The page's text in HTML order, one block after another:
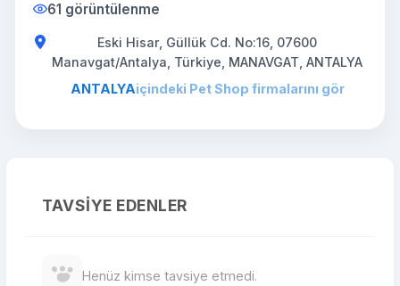
61 görüntülenme
Eski Hisar, Güllük Cd. No:16, 07600
Manavgat/Antalya, Türkiye, MANAVGAT, ANTALYA
ANTALYAiçindeki Pet Shop firmalarını gör
TAVSIYE EDENLER
Henüz kimse tavsiye etmedi.